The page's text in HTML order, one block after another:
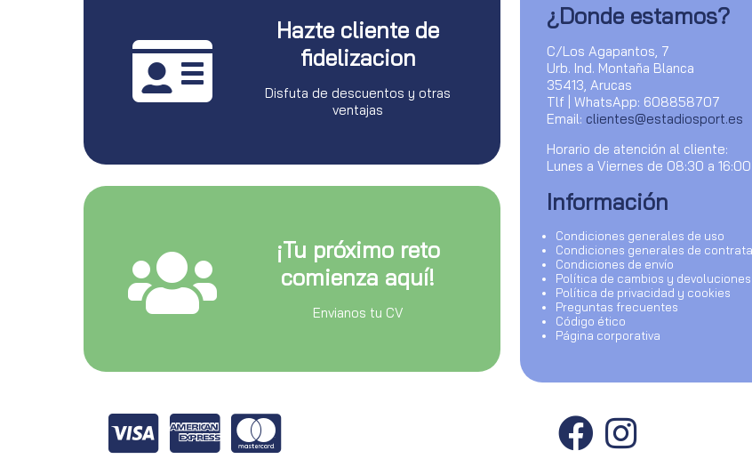
Hazte cliente de
fidelizacion
Disfuta de descuentos y otras
ventajas
¡Tu próximo reto
comienza aquí!
Envianos tu CV
¿Donde estamos?
C/Los Agapantos, 7
Urb. Ind. Montaña Blanca
35413, Arucas
Tlf | WhatsApp: 608858707
Email: clientes@estadiosport.es
Horario de atención al cliente:
Lunes a Viernes de 08:30 a 16:00
Información
Condiciones generales de uso
Condiciones generales de
Condiciones de envío
Política de cambios y devoluciones
Política de privacidad y cookies
Preguntas frecuentes
Código ético
Página corporativa